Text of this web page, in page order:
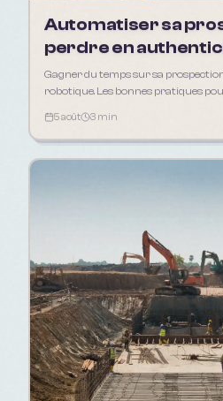
Automatiser sa
perdre en
Gagner du temps sur sa
robotique. Les bonnes pratiques
5 août 3 min